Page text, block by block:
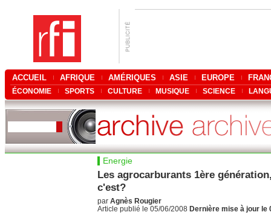
ACCUEIL AFRIQUE AMÉRIQUES ASIE EUROPE
ÉCONOMIE SPORTS CULTURE MUSIQUE SCIENCE
Energie
Les agrocarburants 1ère
c'est?
par Agnès Rougier
Article publié le 05/06/2008 Dernière mise à jour le